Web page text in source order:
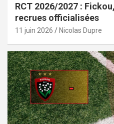
RCT 2026/2027 :
recrues officialisées
11 juin 2026 Nicolas Dupre